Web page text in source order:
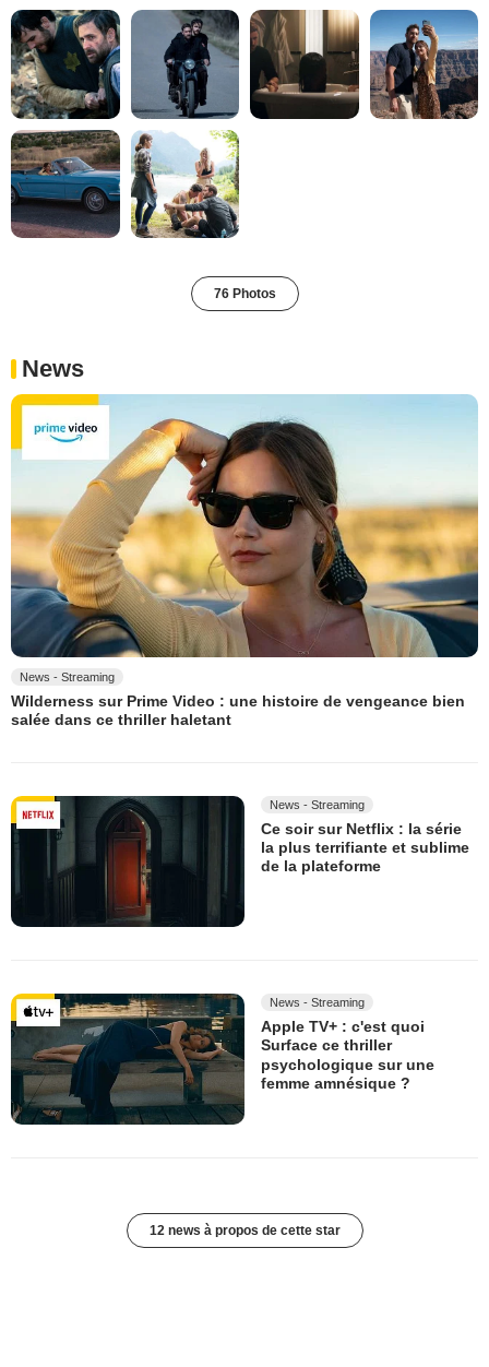
76 Photos
News
News - Streaming
Wilderness sur Prime Video : une histoire de vengeance bien
salée dans ce thriller haletant
News - Streaming
Ce soir sur Netflix : la série
la plus terrifiante et sublime
de la plateforme
News - Streaming
Apple TV+ : c'est quoi
Surface ce thriller
psychologique sur une
femme amnésique ?
12 news à propos de cette star